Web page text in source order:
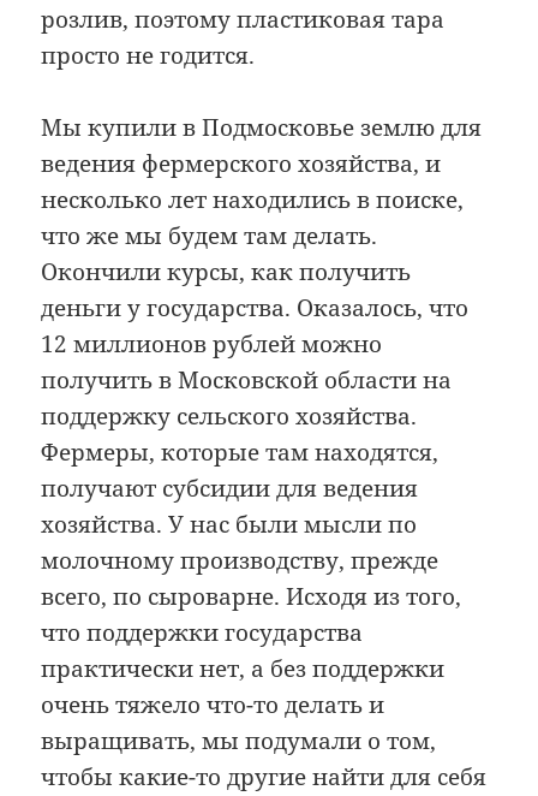
розлив, поэтому пластиковая тара
просто не годится.
Мы купили в Подмосковье землю для
ведения фермерского хозяйства, и
несколько лет находились в поиске,
что же мы будем там делать.
Окончили курсы, как получить
деньги у государства. Оказалось, что
12 миллионов рублей можно
получить в Московской области на
поддержку сельского хозяйства.
Фермеры, которые там находятся,
получают субсидии для ведения
хозяйства. У нас были мысли по
молочному производству, прежде
всего, по сыроварне. Исходя из того,
что поддержки государства
практически нет, а без поддержки
очень тяжело что-то делать и
выращивать, мы подумали о том,
чтобы какие-то другие найти для себя